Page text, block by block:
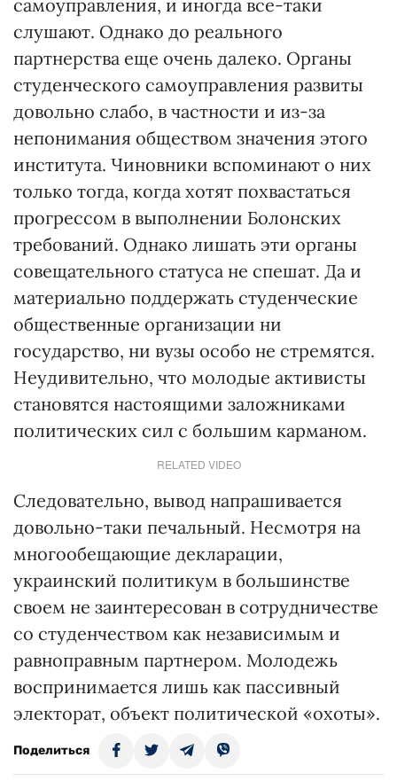
самоуправления, и иногда все-таки
слушают. Однако до реального
партнерства еще очень далеко. Органы
студенческого самоуправления развиты
довольно слабо, в частности и из-за
непонимания обществом значения этого
института. Чиновники вспоминают о них
только тогда, когда хотят похвастаться
прогрессом в выполнении Болонских
требований. Однако лишать эти органы
совещательного статуса не спешат. Да и
материально поддержать студенческие
общественные организации ни
государство, ни вузы особо не стремятся.
Неудивительно, что молодые активисты
становятся настоящими заложниками
политических сил с большим карманом.
RELATED VIDEO
Следовательно, вывод напрашивается
довольно-таки печальный. Несмотря на
многообещающие декларации,
украинский политикум в большинстве
своем не заинтересован в сотрудничестве
со студенчеством как независимым и
равноправным партнером. Молодежь
воспринимается лишь как пассивный
электорат, объект политической «охоты».
Поделиться